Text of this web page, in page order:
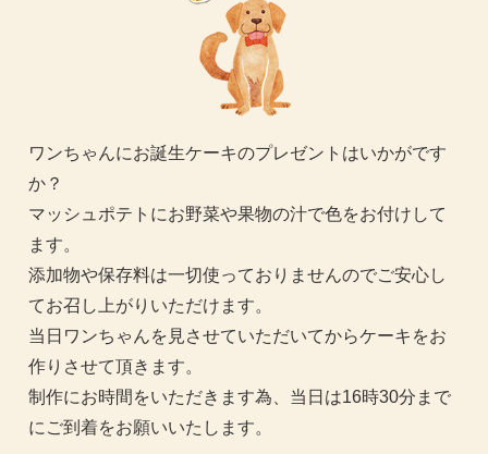
ワンちゃんにお誕生ケーキのプレゼントはいかがです
か？
マッシュポテトにお野菜や果物の汁で色をお付けして
ます。
添加物や保存料は一切使っておりませんのでご安心し
てお召し上がりいただけます。
当日ワンちゃんを見させていただいてからケーキをお
作りさせて頂きます。
制作にお時間をいただきます為、当日は16時30分まで
にご到着をお願いいたします。